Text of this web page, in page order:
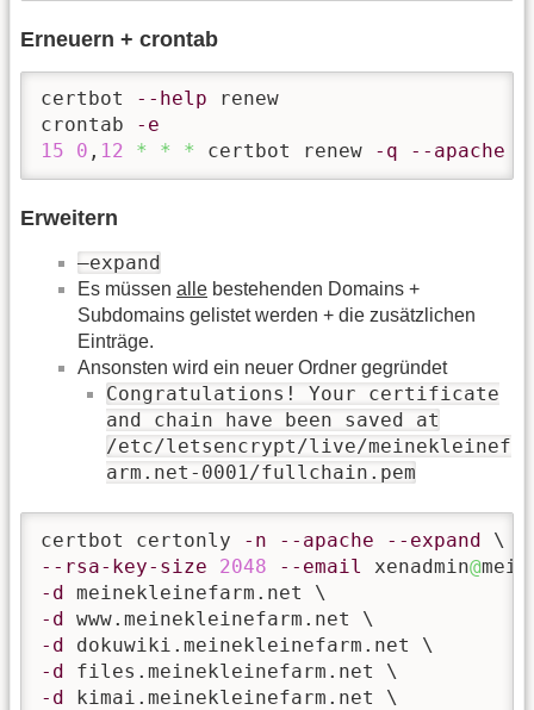
Erneuern + crontab
certbot --help renew
crontab
-e
15
0 , 12 * * * certbot renew -q --apache
Erweitern
–expand
Es müssen alle bestehenden Domains +
Subdomains gelistet werden + die zusätzlichen
Einträge.
Ansonsten wird ein neuer Ordner gegründet
Congratulations! Your certificate
and chain have been saved at
/etc/letsencrypt/live/meinekleinef
arm.net-0001/fullchain.pem
certbot certonly -n --apache --expand
--rsa-key-size
2048 --email xenadmin@
-d
-d
-d
-d
-d